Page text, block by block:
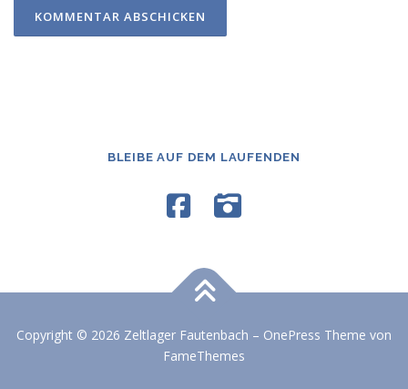
BLEIBE AUF DEM LAUFENDEN
Copyright © 2026 Zeltlager Fautenbach – OnePress Theme von
FameThemes